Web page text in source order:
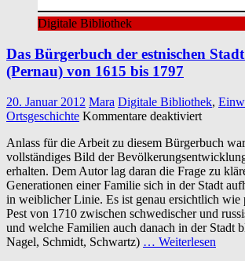
Digitale Bibliothek
Das Bürgerbuch der estnischen
(Pernau) von 1615 bis 1797
20. Januar 2012 Mara Digitale Bibliothek,
Ortsgeschichte Kommentare deaktiviertfür
der
Stadt
Pärnu
(Pernau)
von
1615
Anlass für die Arbeit zu diesem Bürgerbuch
vollständiges Bild der
erhalten. Dem Autor lag daran die Frage zu
Generationen einer Familie sich in der Stadt
in weiblicher Linie. Es ist genau ersichtlich wie
Pest von 1710 zwischen schwedischer und
und welche Familien auch danach in der Stadt
Nagel, Schmidt, Schwartz) … Weiterlesen